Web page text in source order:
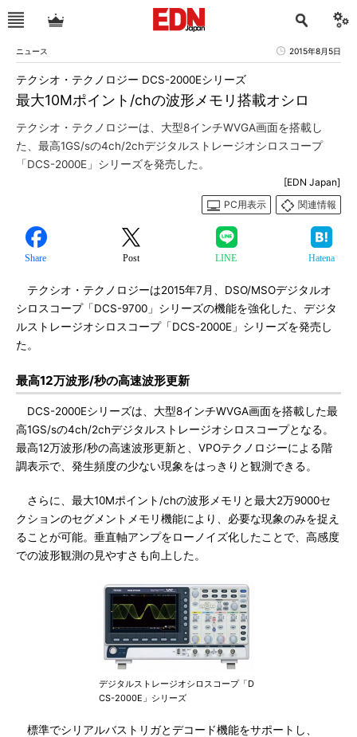
ニュース 2015年8月5日
最大10Mポイント/chの波形メモリ搭載オシロ
テクシオ・テクノロジー DCS-2000Eシリーズ
テクシオ・テクノロジーは、大型8インチWVGA画面を搭載し
た、最高1GS/sの4ch/2chデジタルストレージオシロスコープ
「DCS-2000E」シリーズを発売した。
[EDN Japan]
PC用表示
関連情報
Share Post LINE Hatena
テクシオ・テクノロジーは2015年7月、DSO/MSOデジタルオ
シロスコープ「DCS-9700」シリーズの機能を強化した、デジタ
ルストレージオシロスコープ「DCS-2000E」シリーズを発売し
た。
最高12万波形/秒の高速波形更新
DCS-2000Eシリーズは、大型8インチWVGA画面を搭載した最
高1GS/sの4ch/2chデジタルストレージオシロスコープとなる。
最高12万波形/秒の高速波形更新と、VPOテクノロジーによる階
調表示で、発生頻度の少ない現象をはっきりと観測できる。
さらに、最大10Mポイント/chの波形メモリと最大2万9000セ
クションのセグメントメモリ機能により、必要な現象のみを捉え
ることが可能。垂直軸アンプをローノイズ化したことで、高感度
での波形観測の見やすさも向上した。
デジタルストレージオシロスコープ「D
CS-2000E」シリーズ
標準でシリアルバストリガとデコード機能をサポートし、